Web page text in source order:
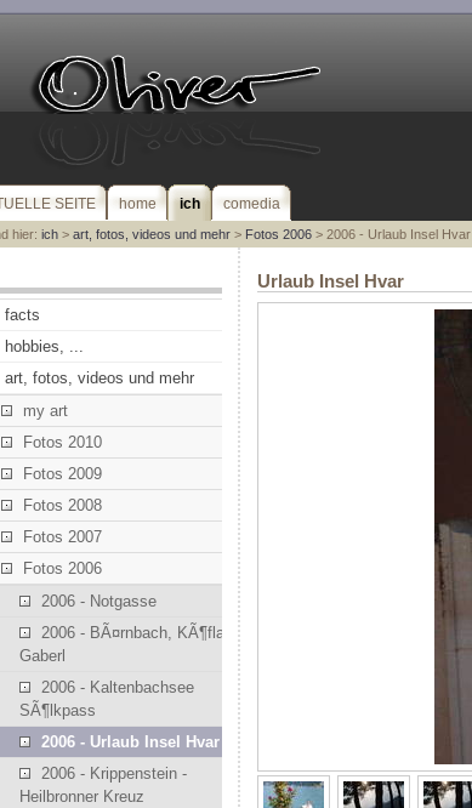
SEITE home ich comedia
hier: ich> art, fotos, videos und mehr> Fotos 2006> 2006 - Urlaub Insel Hvar
facts
hobbies, ...
art, fotos, videos und mehr
my art
Fotos 2010
Fotos 2009
Fotos 2008
Fotos 2007
Fotos 2006
2006 - Notgasse
2006 - BÃ¤rnbach, KÃ¶flach,
Gaberl
2006 - Kaltenbachsee
SÃ¶lkpass
2006 - Urlaub Insel Hvar
2006 - Krippenstein -
Heilbronner Kreuz
Urlaub Insel Hvar